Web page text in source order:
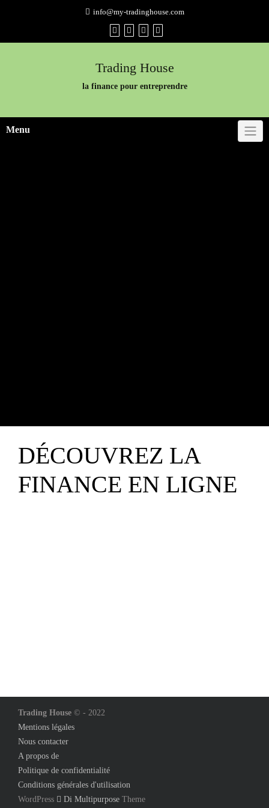
info@my-tradinghouse.com
Trading House
la finance pour entreprendre
Menu
DÉCOUVREZ LA
FINANCE EN LIGNE
Trading House © - 2022
Mentions légales
Nous contacter
A propos de
Politique de confidentialité
Conditions générales d'utilisation
WordPress
Di Multipurpose Theme